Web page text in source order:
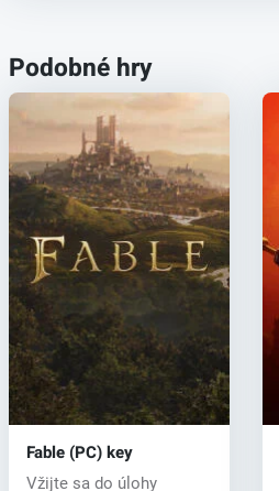
Podobné hry
Fable (PC) key
Vžijte sa do úlohy